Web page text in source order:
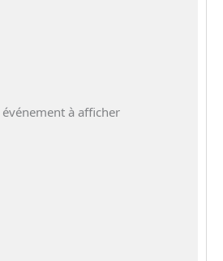
à afficher